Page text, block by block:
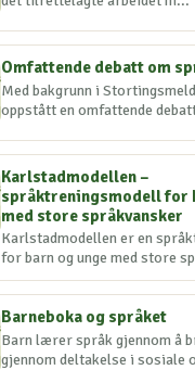
Omfattende debatt om
Med bakgrunn i
oppstått en omfattende
Karlstadmodellen –
språktreningsmodell for
med store språkvansker
Karlstadmodellen er en
for barn og unge med store
Barneboka og språket
Barn lærer språk gjennom å
gjennom deltakelse i sosiale